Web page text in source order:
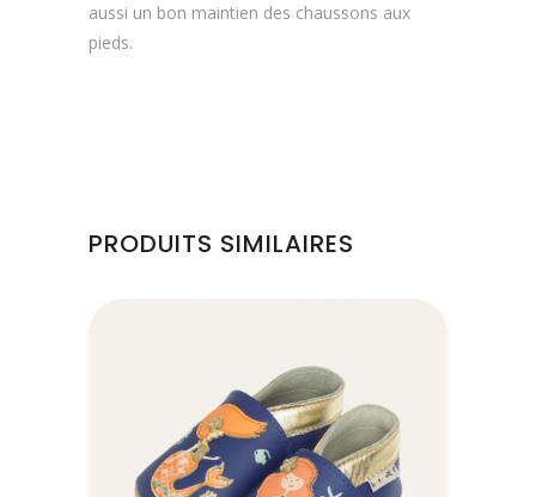
aussi un bon maintien des chaussons aux
pieds.
PRODUITS SIMILAIRES
Ce